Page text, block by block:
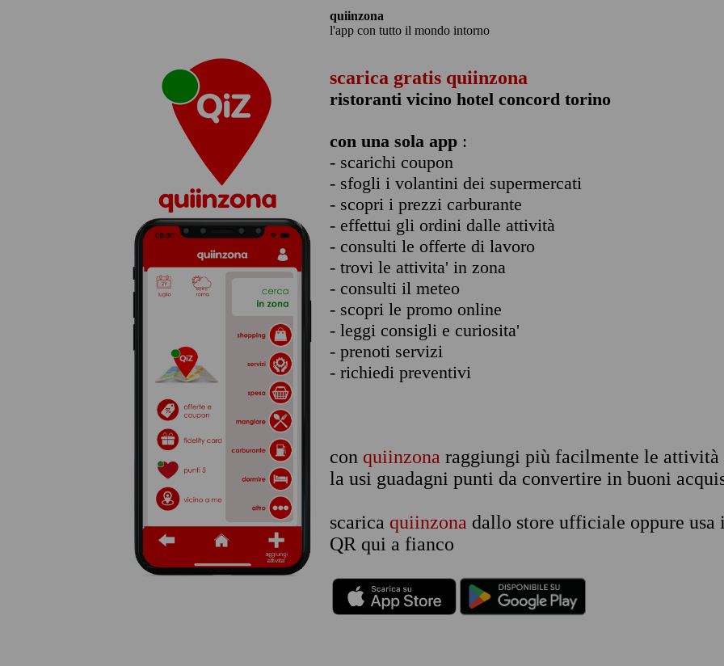
quiinzona
l'app con tutto il mondo intorno
scarica gratis quiinzona
ristoranti vicino hotel concord torino
con una sola app :
- scarichi coupon
- sfogli i volantini dei supermercati
- scopri i prezzi carburante
- effettui gli ordini dalle attività
- consulti le offerte di lavoro
- trovi le attivita' in zona
- consulti il meteo
- scopri le promo online
- leggi consigli e curiosita'
- prenoti servizi
- richiedi preventivi
con quiinzona raggiungi più facilmente le attività
la usi guadagni punti da convertire in buoni
scarica quiinzona dallo store ufficiale oppure usa
QR qui a fianco